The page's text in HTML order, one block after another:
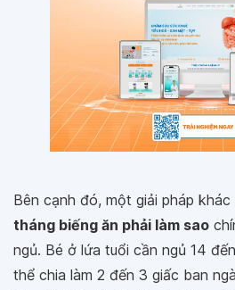
Bên cạnh đó, một giải pháp
tháng biếng ăn phải làm sao
ngủ. Bé ở lứa tuổi cần ngủ 14
thể chia làm 2 đến 3 giấc ban